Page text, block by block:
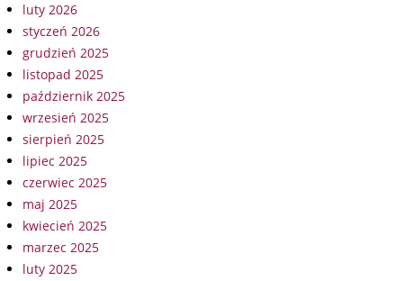
luty 2026
styczeń 2026
grudzień 2025
listopad 2025
październik 2025
wrzesień 2025
sierpień 2025
lipiec 2025
czerwiec 2025
maj 2025
kwiecień 2025
marzec 2025
luty 2025